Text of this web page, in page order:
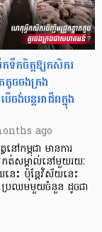
ទឹកចិត្តឱ្យកសិករ
តូចចងក្រង
ង់បន្តអាជីពក្នុង
ago
ៅកម្ពុជា មានការ
កត់សម្គាល់នៅមួយរយៈ
េះ ប៉ុន្តែវិស័យនេះ
ប្រឈមមួយចំនួន ដូចជា